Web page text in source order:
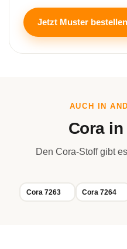
Jetzt Muster bestellen
AUCH IN
Cora in
Den Cora-Stoff gibt
Cora 7263 Cora 7264